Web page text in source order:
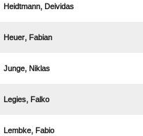
 
 
 
 
 